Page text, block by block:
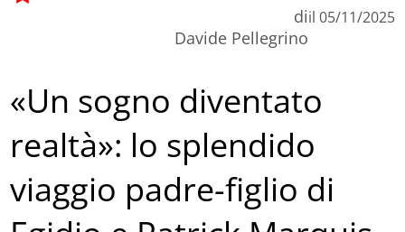
di
Davide Pellegrino
il 05/11/2025
«Un sogno diventato
realtà»: lo splendido
viaggio padre-figlio di